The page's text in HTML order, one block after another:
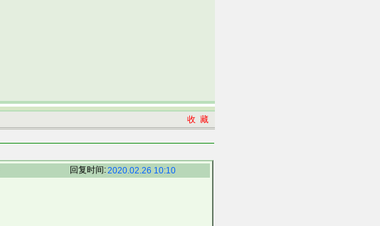
收 藏
回复时间:2020.02.26 10:10